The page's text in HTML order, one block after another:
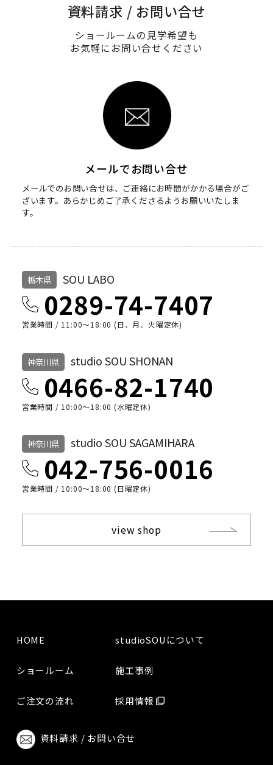
資料請求 / お問い合せ
ショールームの見学希望も
お気軽にお問い合せください
メールでお問い合せ
メールでのお問い合せは、ご連絡にお時間がかかる場合がご
ざいます。 あらかじめご了承くださるようお願いいたしま
す。
栃木県 SOU LABO
0289-74-7407
営業時間 / 11:00～18:00 (日、月、火曜定休)
神奈川県 studio SOU SHONAN
0466-82-1740
営業時間 / 10:00〜18:00 (水曜定休)
神奈川県 studio SOU SAGAMIHARA
042-756-0016
営業時間 / 10:00〜18:00 (日曜定休)
view shop
HOME studioSOUについて
ショールーム 施工事例
ご注文の流れ 採用情報
資料請求 / お問い合せ